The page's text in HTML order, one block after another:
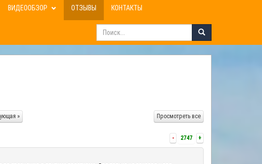
ВИДЕООБЗОР ОТЗЫВЫ КОНТАКТЫ
Просмотреть все
»
- 2747 +